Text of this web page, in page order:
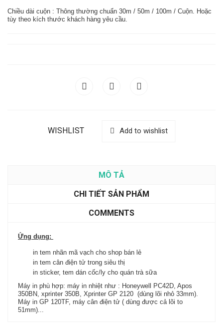
Chiều dài cuộn : Thông thường chuẩn 30m / 50m / 100m / Cuộn. Hoặc
tùy theo kích thước khách hàng yêu cầu.
WISHLIST Add to wishlist
MÔ TẢ
CHI TIẾT SẢN PHẨM
COMMENTS
Ứng dụng:
in tem nhãn mã vạch cho shop bán lẻ
in tem cân điện tử trong siêu thị
in sticker, tem dán cốc/ly cho quán trà sữa
Máy in phù hợp: máy in nhiệt như : Honeywell PC42D, Apos
350BN, xprinter 350B, Xprinter GP 2120 (dùng lõi nhỏ 33mm).
Máy in GP 120TF, máy cân điện tử ( dùng được cả lõi to
51mm)...